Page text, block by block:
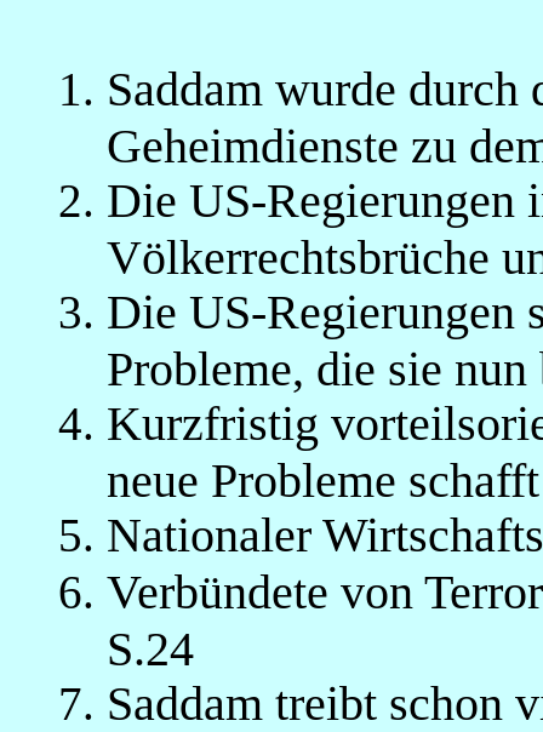
Saddam wurde
Geheimdienste zu
Die US-Regierungen
Völkerrechtsbrüche
Die US-Regierungen
Probleme, die sie
Kurzfristig
neue Probleme
Nationaler
Verbündete von
S.24
Saddam treibt schon